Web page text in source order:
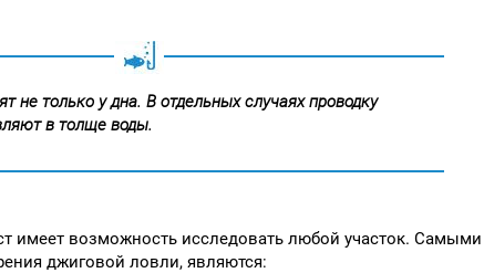
не только у дна. В отдельных случаях проводку
в толще воды.
имеет возможность исследовать любой участок. Самыми
джиговой ловли, являются: